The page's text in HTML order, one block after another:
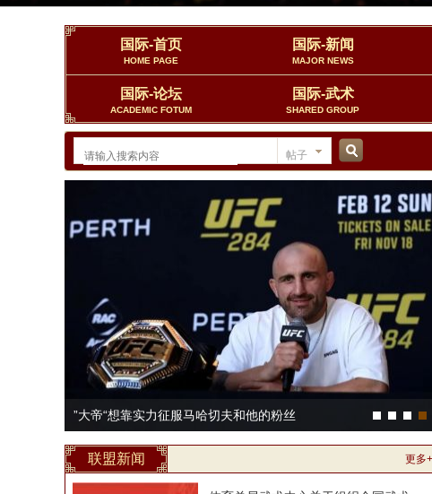
国际-首页
HOME PAGE
国际-新闻
MAJOR NEWS
国际-论坛
ACADEMIC FOTUM
国际-武术
SHARED GROUP
帖子
搜
国际武联（IWUF）和ITA将推出专门针对会员协会工作人
卡萨诺夫·穆罕默德德拉苏 VS 夏连洋
体育总局领导会见中国—东盟武术联合会主席
”大帝“想靠实力征服马哈切夫和他的粉丝
联盟新闻 更多+